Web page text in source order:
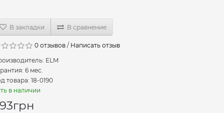
В закладки В сравнение
0 отзывов / Написать отзыв
ELM
6 мес.
товара: 18-0190
в наличии
грн